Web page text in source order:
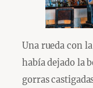
Una rueda con
había dejado la
gorras